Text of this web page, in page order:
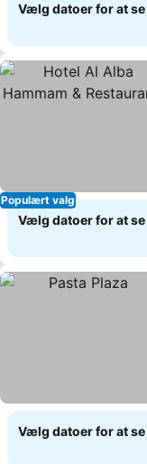
Vælg datoer for at
Populært valg
Vælg datoer for at
Vælg datoer for at